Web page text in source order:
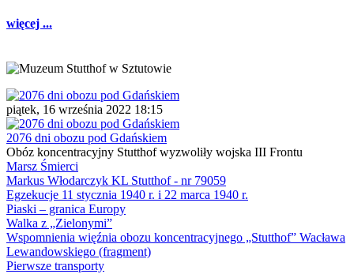
więcej ...
piątek, 16 września 2022 18:15
2076 dni obozu pod Gdańskiem
Obóz koncentracyjny Stutthof wyzwoliły wojska III Frontu
Marsz Śmierci
Markus Włodarczyk KL Stutthof - nr 79059
Egzekucje 11 stycznia 1940 r. i 22 marca 1940 r.
Piaski – granica Europy
Walka z „Zielonymi”
Wspomnienia więźnia obozu koncentracyjnego „Stutthof” Wacława
Lewandowskiego (fragment)
Pierwsze transporty